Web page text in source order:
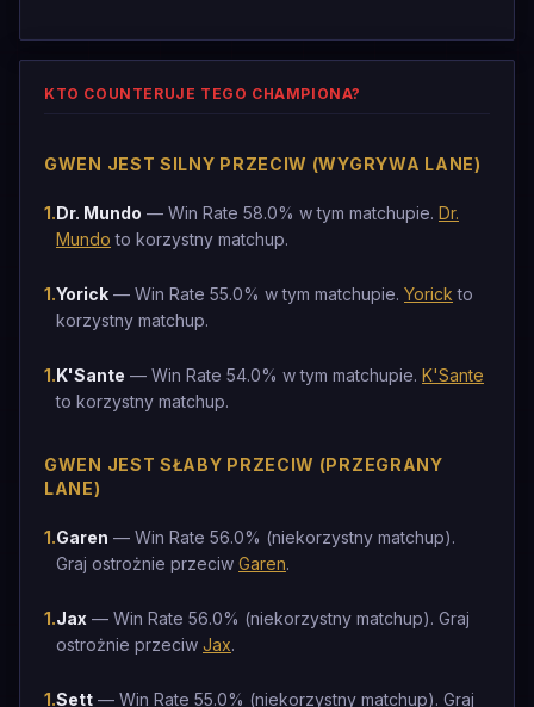
KTO COUNTERUJE TEGO CHAMPIONA?
GWEN JEST SILNY PRZECIW (WYGRYWA LANE)
1.Dr. Mundo — Win Rate 58.0% w tym matchupie. Dr.
Mundo to korzystny matchup.
1.Yorick — Win Rate 55.0% w tym matchupie. Yorick to
korzystny matchup.
1.K'Sante — Win Rate 54.0% w tym matchupie. K'Sante
to korzystny matchup.
GWEN JEST SŁABY PRZECIW (PRZEGRANY
LANE)
1.Garen — Win Rate 56.0% (niekorzystny matchup).
Graj ostrożnie przeciw Garen.
1.Jax — Win Rate 56.0% (niekorzystny matchup). Graj
ostrożnie przeciw Jax.
1.Sett — Win Rate 55.0% (niekorzystny matchup). Graj